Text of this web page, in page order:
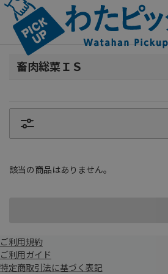
畜肉総菜ＩＳ
該当の商品はありません。
ご利用規約
ご利用ガイド
特定商取引法に基づく表記